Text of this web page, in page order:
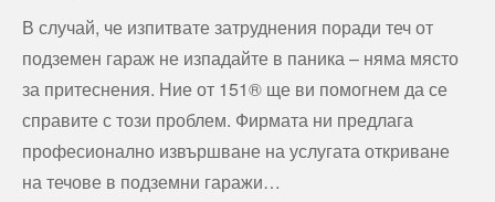
В случай, че изпитвате затруднения поради теч от
подземен гараж не изпадайте в паника – няма място
за притеснения. Ние от 151® ще ви помогнем да се
справите с този проблем. Фирмата ни предлага
професионално извършване на услугата откриване
на течове в подземни гаражи…